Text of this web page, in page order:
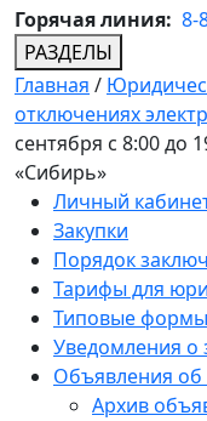
Горячая линия: 8-
РАЗДЕЛЫ
Главная /
отключениях
сентября с 8:00 до
«Сибирь»
Личный
Закупки
Порядок
Тарифы для
Типовые
Уведомления о
Объявления об
Архив